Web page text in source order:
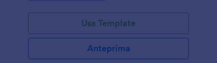
Usa Template
Anteprima